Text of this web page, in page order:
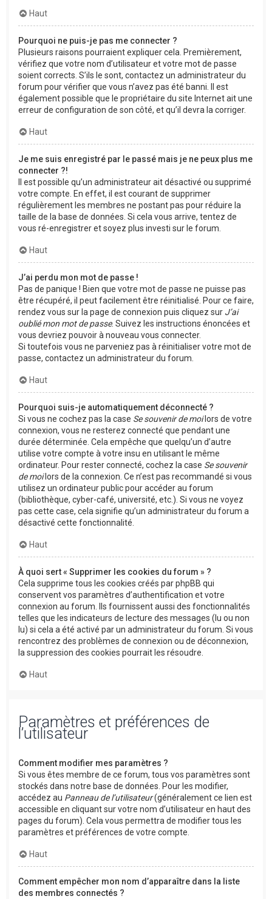
Haut
Pourquoi ne puis-je pas me connecter ?
Plusieurs raisons pourraient expliquer cela. Premièrement,
vérifiez que votre nom d’utilisateur et votre mot de passe
soient corrects. S’ils le sont, contactez un administrateur du
forum pour vérifier que vous n’avez pas été banni. Il est
également possible que le propriétaire du site Internet ait une
erreur de configuration de son côté, et qu’il devra la corriger.
Haut
Je me suis enregistré par le passé mais je ne peux plus me
connecter ?!
Il est possible qu’un administrateur ait désactivé ou supprimé
votre compte. En effet, il est courant de supprimer
régulièrement les membres ne postant pas pour réduire la
taille de la base de données. Si cela vous arrive, tentez de
vous ré-enregistrer et soyez plus investi sur le forum.
Haut
J’ai perdu mon mot de passe !
Pas de panique ! Bien que votre mot de passe ne puisse pas
être récupéré, il peut facilement être réinitialisé. Pour ce faire,
rendez vous sur la page de connexion puis cliquez sur J’ai
oublié mon mot de passe. Suivez les instructions énoncées et
vous devriez pouvoir à nouveau vous connecter.
Si toutefois vous ne parveniez pas à réinitialiser votre mot de
passe, contactez un administrateur du forum.
Haut
Pourquoi suis-je automatiquement déconnecté ?
Si vous ne cochez pas la case Se souvenir de moilors de votre
connexion, vous ne resterez connecté que pendant une
durée déterminée. Cela empêche que quelqu’un d’autre
utilise votre compte à votre insu en utilisant le même
ordinateur. Pour rester connecté, cochez la case Se souvenir
de moilors de la connexion. Ce n’est pas recommandé si vous
utilisez un ordinateur public pour accéder au forum
(bibliothèque, cyber-café, université, etc.). Si vous ne voyez
pas cette case, cela signifie qu’un administrateur du forum a
désactivé cette fonctionnalité.
Haut
À quoi sert « Supprimer les cookies du forum » ?
Cela supprime tous les cookies créés par phpBB qui
conservent vos paramètres d’authentification et votre
connexion au forum. Ils fournissent aussi des fonctionnalités
telles que les indicateurs de lecture des messages (lu ou non
lu) si cela a été activé par un administrateur du forum. Si vous
rencontrez des problèmes de connexion ou de déconnexion,
la suppression des cookies pourrait les résoudre.
Haut
Paramètres et préférences de
l’utilisateur
Comment modifier mes paramètres ?
Si vous êtes membre de ce forum, tous vos paramètres sont
stockés dans notre base de données. Pour les modifier,
accédez au Panneau de l’utilisateur(généralement ce lien est
accessible en cliquant sur votre nom d’utilisateur en haut des
pages du forum). Cela vous permettra de modifier tous les
paramètres et préférences de votre compte.
Haut
Comment empêcher mon nom d’apparaître dans la liste
des membres connectés ?